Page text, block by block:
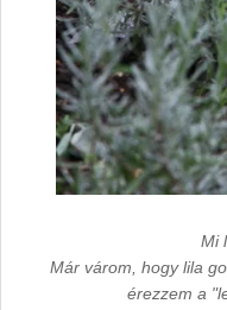
Mi
Már várom, hogy lila
érezzem a